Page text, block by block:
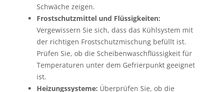
Schwäche zeigen.
Frostschutzmittel und Flüssigkeiten:
Vergewissern Sie sich, dass das Kühlsystem mit
der richtigen Frostschutzmischung befüllt ist.
Prüfen Sie, ob die Scheibenwaschflüssigkeit für
Temperaturen unter dem Gefrierpunkt geeignet
ist.
Heizungssysteme: Überprüfen Sie, ob die